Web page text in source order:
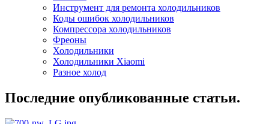
Инструмент для ремонта холодильников
Коды ошибок холодильников
Компрессора холодильников
Фреоны
Холодильники
Холодильники Xiaomi
Разное холод
Последние опубликованные статьи.